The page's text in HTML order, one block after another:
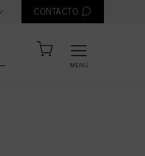
CONTACTO
MENÚ